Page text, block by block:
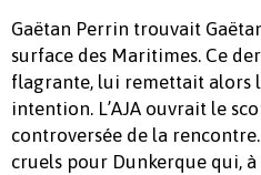
Gaëtan Perrin trouvait
surface des Maritimes. Ce
flagrante, lui remettait alors
intention. L’AJA ouvrait le
controversée de la
cruels pour Dunkerque qui,